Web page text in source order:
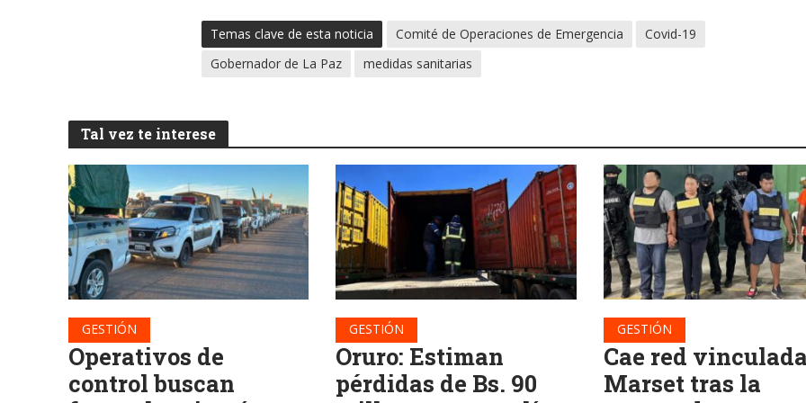
Temas clave de esta noticia Comité de Operaciones de Emergencia
Covid-19
Gobernador de La Paz
medidas sanitarias
Tal vez te interese
GESTIÓN
Operativos de
control buscan
GESTIÓN
Oruro: Estiman
pérdidas de Bs. 90
GESTIÓN
Cae red
Marset tras la